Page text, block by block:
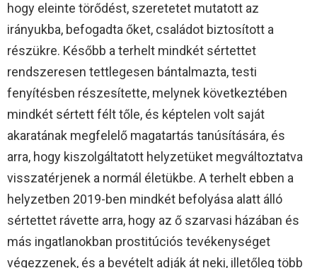
hogy eleinte törődést, szeretetet mutatott az
irányukba, befogadta őket, családot biztosított a
részükre. Később a terhelt mindkét sértettet
rendszeresen tettlegesen bántalmazta, testi
fenyítésben részesítette, melynek következtében
mindkét sértett félt tőle, és képtelen volt saját
akaratának megfelelő magatartás tanúsítására, és
arra, hogy kiszolgáltatott helyzetüket megváltoztatva
visszatérjenek a normál életükbe. A terhelt ebben a
helyzetben 2019-ben mindkét befolyása alatt álló
sértettet rávette arra, hogy az ő szarvasi házában és
más ingatlanokban prostitúciós tevékenységet
végezzenek, és a bevételt adják át neki, illetőleg több